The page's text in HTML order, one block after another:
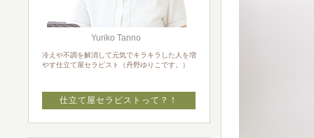
Yuriko Tanno
冷えや不調を解消して元気でキラキラした人を増
やす仕立て屋セラピスト（丹野ゆりこです。）
仕立て屋セラピストって？！